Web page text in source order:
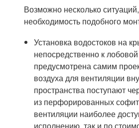
Возможно несколько
необходимость подобного
Установка водостоков на
непосредственно к
предусмотрена самим
воздуха для вентиляции
пространства поступают
из перфорированных
вентиляции наиболее